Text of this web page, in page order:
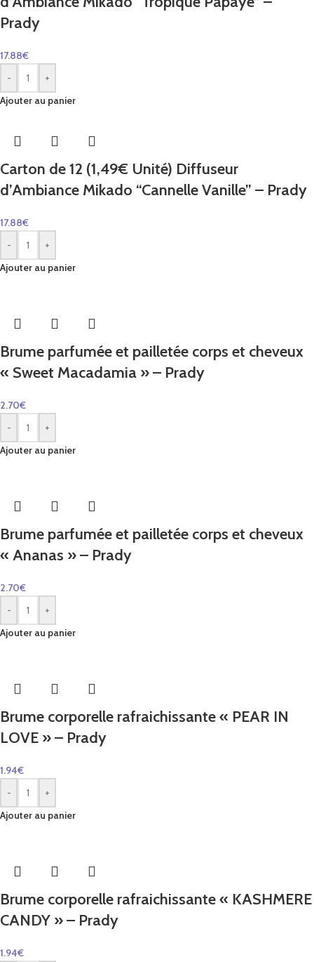
Prady
17.88€
-
+
Ajouter au panier
Carton de 12 (1,49€ Unité) Diffuseur
d’Ambiance Mikado “Cannelle Vanille” – Prady
17.88€
-
+
Ajouter au panier
Brume parfumée et pailletée corps et cheveux
« Sweet Macadamia » – Prady
2.70€
-
+
Ajouter au panier
Brume parfumée et pailletée corps et cheveux
« Ananas » – Prady
2.70€
-
+
Ajouter au panier
Brume corporelle rafraichissante « PEAR IN
LOVE » – Prady
1.94€
-
+
Ajouter au panier
Brume corporelle rafraichissante « KASHMERE
CANDY » – Prady
1.94€